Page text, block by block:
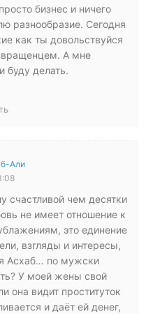
бизнес и ничего
разнообразие. Сегодня
как ты довольствуйся
А мне
буду делать.
Али
счастливой чем десятки
не имеет отношение к
это единение
взгляды и интересы,
Асхаб… по мужски
У моей жены свой
она видит проституток
и даёт ей денег,